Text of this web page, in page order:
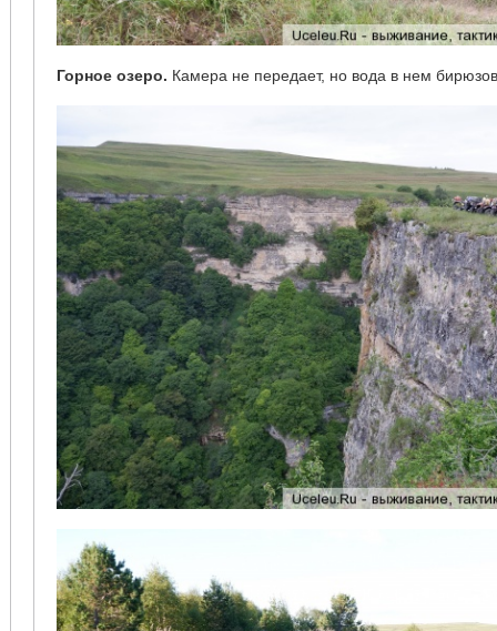
Горное озеро. Камера не передает, но вода в нем